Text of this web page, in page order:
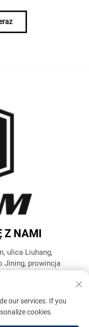
Z NAMI
ulica Liuhang,
Jining, prowincja
our services. If you
cookies.